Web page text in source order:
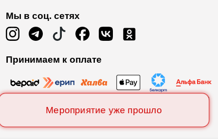
Мероприятие уже прошло
Мы в соц. сетях
Принимаем к оплате